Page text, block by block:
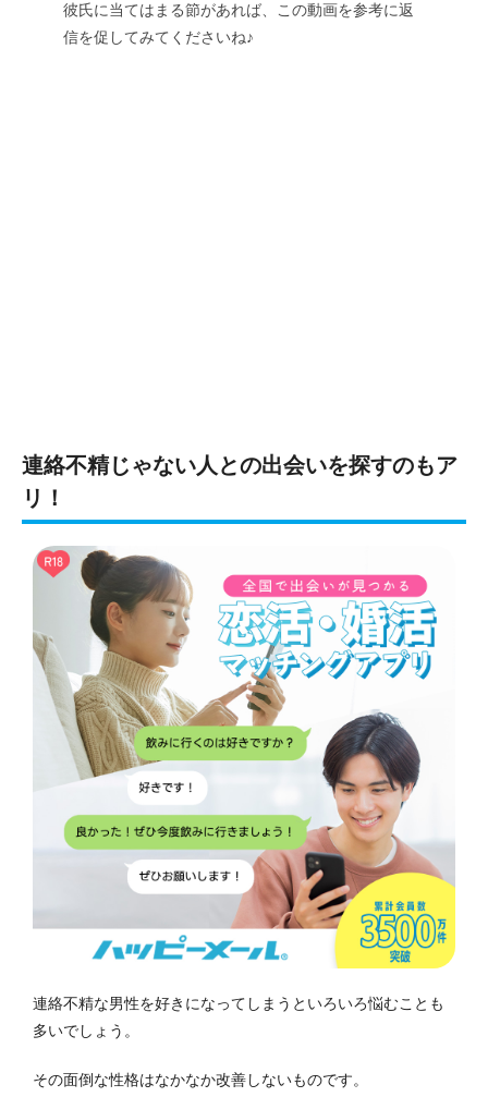
彼氏に当てはまる節があれば、この動画を参考に返
信を促してみてくださいね♪
連絡不精じゃない人との出会いを探すのもア
リ！
連絡不精な男性を好きになってしまうといろいろ悩むことも
多いでしょう。
その面倒な性格はなかなか改善しないものです。